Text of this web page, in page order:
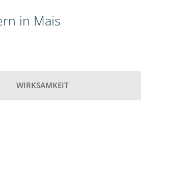
in Mais
WIRKSAMKEIT